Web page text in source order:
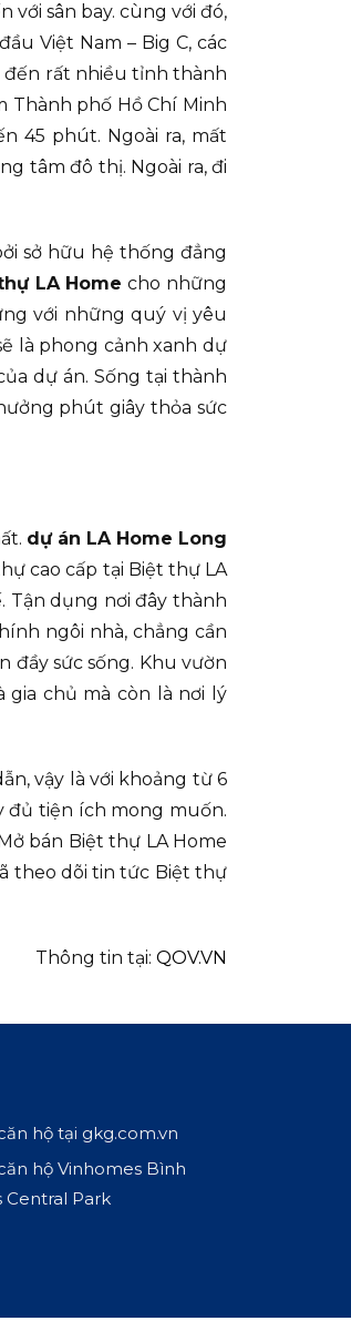
sân bay. cùng với đó,
Việt Nam – Big C, các
đến rất nhiều tỉnh thành
Thành phố Hồ Chí Minh
45 phút. Ngoài ra, mất
tâm đô thị. Ngoài ra, đi
sở hữu hệ thống đẳng
LA Home cho những
với những quý vị yêu
là phong cảnh xanh dự
dự án. Sống tại thành
phút giây thỏa sức
dự án LA Home Long
cao cấp tại Biệt thự LA
Tận dụng nơi đây thành
ngôi nhà, chẳng cần
đầy sức sống. Khu vườn
chủ mà còn là nơi lý
vậy là với khoảng từ 6
đủ tiện ích mong muốn.
bán Biệt thự LA Home
theo dõi tin tức Biệt thự
Thông tin tại: QOV.VN
hộ tại gkg.com.vn
hộ Vinhomes Bình
Central Park